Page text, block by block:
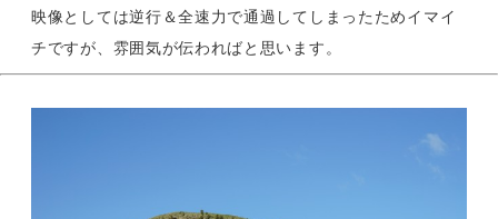
映像としては逆行＆全速力で通過してしまったためイマイ
チですが、雰囲気が伝わればと思います。